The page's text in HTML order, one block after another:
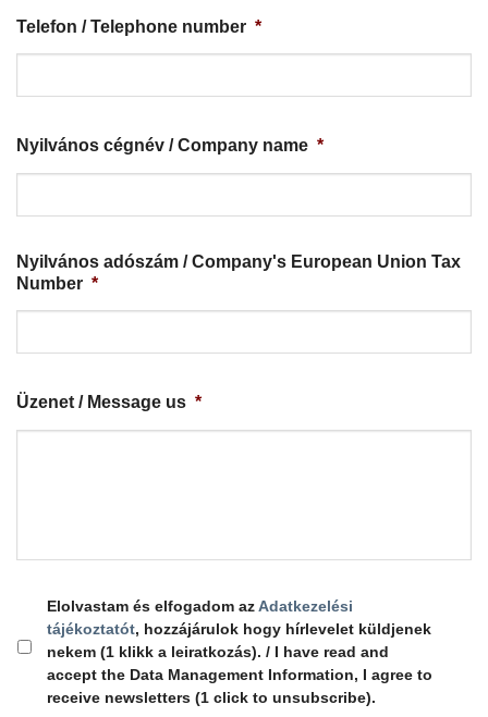
Telefon / Telephone number *
Nyilvános cégnév / Company name *
Nyilvános adószám / Company's European Union Tax
Number *
Üzenet / Message us *
Elolvastam és elfogadom azAdatkezelési
tájékoztatót, hozzájárulok hogy hírlevelet küldjenek
nekem (1 klikk a leiratkozás). / I have read and
accept the Data Management Information, I agree to
receive newsletters (1 click to unsubscribe).